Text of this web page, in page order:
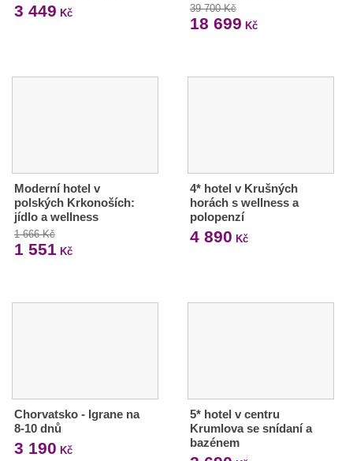
3 449 Kč 39 700 Kč
18 699 Kč
Moderní hotel v
polských Krkonoších:
jídlo a wellness
1 666 Kč
1 551 Kč
4* hotel v Krušných
horách s wellness a
polopenzí
4 890 Kč
Chorvatsko - Igrane na
8-10 dnů
3 190 Kč
5* hotel v centru
Krumlova se snídaní a
bazénem